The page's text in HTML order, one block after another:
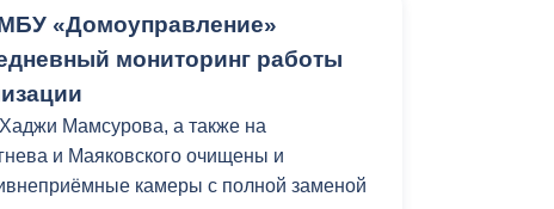
«Домоуправление»
мониторинг работы
Мамсурова, а также на
и Маяковского очищены и
камеры с полной заменой